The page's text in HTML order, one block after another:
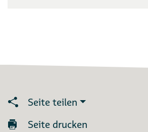
Seite teilen
Seite drucken